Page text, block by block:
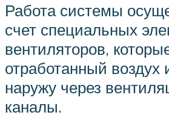
Работа системы
счет специальных
вентиляторов,
отработанный воздух
наружу через
каналы.